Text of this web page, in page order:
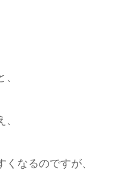
なるのですが、